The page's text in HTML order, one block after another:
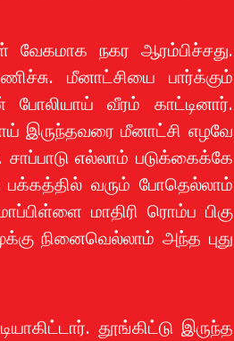
வேகமாக நகர ஆரம்பிச்சது.
மீனாட்சியை பார்க்கும்
போலியாய் வீரம் காட்டினார்.
இருந்தவரை மீனாட்சி எழவே
எல்லாம் படுக்கைக்கே
பக்கத்தில் வரும் போதெல்லாம்
மாதிரி ரொம்ப பிகு
நினைவெல்லாம் அந்த புது
தூங்கிட்டு இருந்த